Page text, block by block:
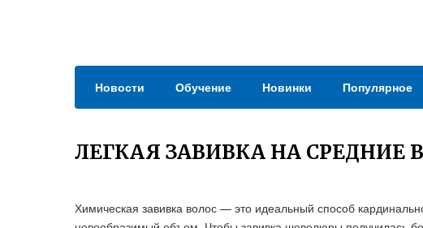
Новости Обучение Новинки Популярное
ЛЕГКАЯ ЗАВИВКА НА СРЕДНИЕ
Химическая завивка волос — это идеальный способ